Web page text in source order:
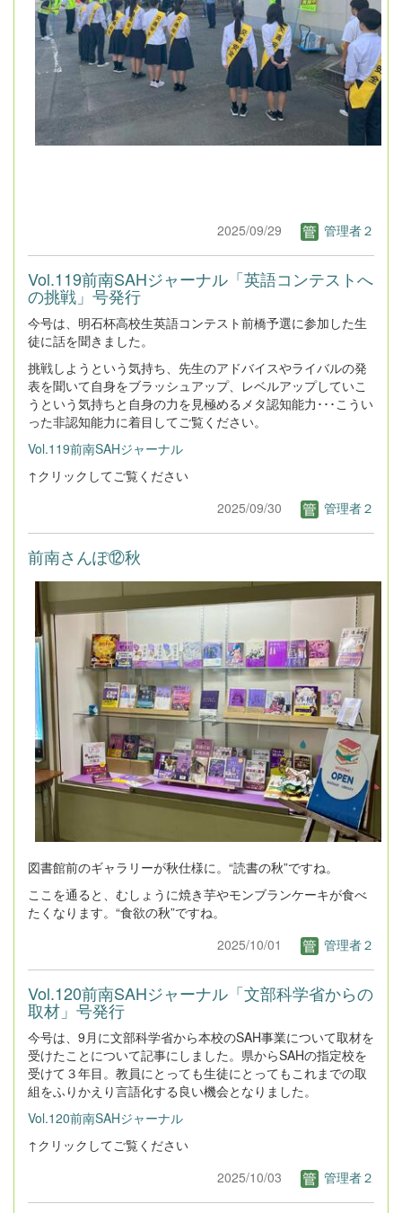
2025/09/29 管理者２
Vol.119前南SAHジャーナル「英語コンテストへ
の挑戦」号発行
今号は、明石杯高校生英語コンテスト前橋予選に参加した生
徒に話を聞きました。
挑戦しようという気持ち、先生のアドバイスやライバルの発
表を聞いて自身をブラッシュアップ、レベルアップしていこ
うという気持ちと自身の力を見極めるメタ認知能力･･･こうい
った非認知能力に着目してご覧ください。
Vol.119前南SAHジャーナル
↑クリックしてご覧ください
2025/09/30
管理者２
前南さんぽ⑫秋
図書館前のギャラリーが秋仕様に。“読書の秋”ですね。
ここを通ると、むしょうに焼き芋やモンブランケーキが食べ
たくなります。“食欲の秋”ですね。
2025/10/01
管理者２
Vol.120前南SAHジャーナル「文部科学省からの
取材」号発行
今号は、9月に文部科学省から本校のSAH事業について取材を
受けたことについて記事にしました。県からSAHの指定校を
受けて３年目。教員にとっても生徒にとってもこれまでの取
組をふりかえり言語化する良い機会となりました。
Vol.120前南SAHジャーナル
↑クリックしてご覧ください
2025/10/03
管理者２